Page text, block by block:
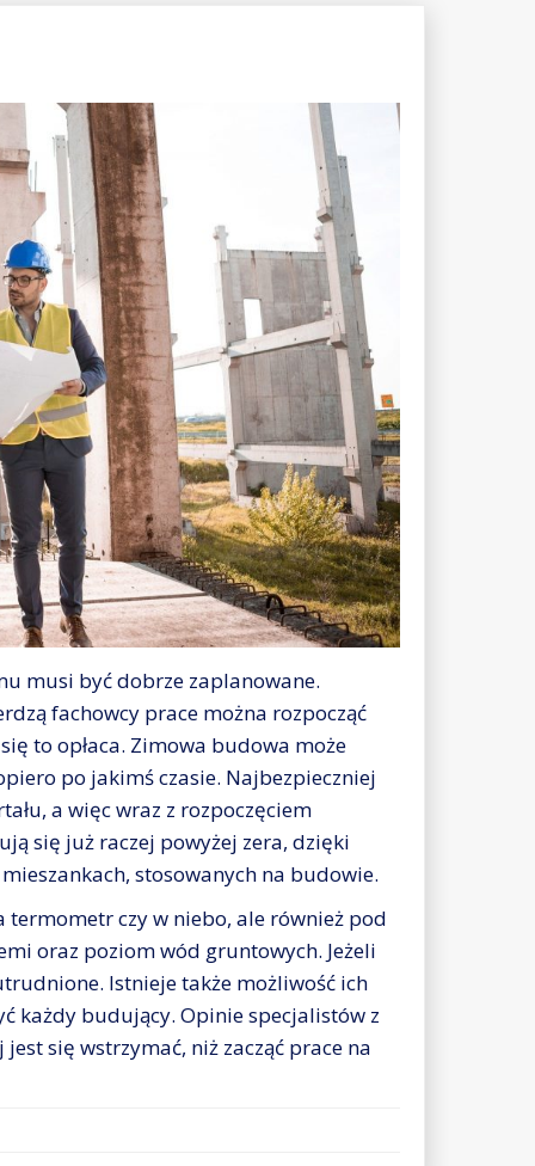
musi być dobrze zaplanowane.
fachowcy prace można rozpocząć
to opłaca. Zimowa budowa może
po jakimś czasie. Najbezpieczniej
a więc wraz z rozpoczęciem
się już raczej powyżej zera, dzięki
stosowanych na budowie.
czy w niebo, ale również pod
oraz poziom wód gruntowych. Jeżeli
Istnieje także możliwość ich
każdy budujący. Opinie specjalistów z
się wstrzymać, niż zacząć prace na